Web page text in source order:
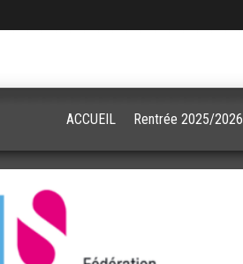
ACCUEIL Rentrée 2025/2026